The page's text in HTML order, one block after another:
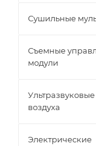
Сушильные
Съемные
модули
воздуха
Электрические